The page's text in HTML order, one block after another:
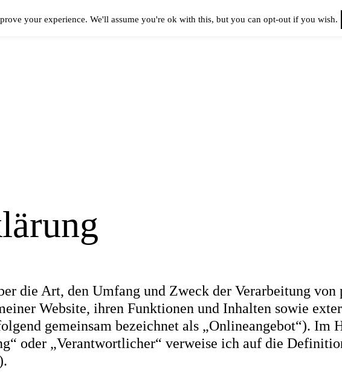
die Art, den Umfang und Zweck der Verarbeitung von
Website, ihren Funktionen und Inhalten sowie
gemeinsam bezeichnet als „Onlineangebot“). Im
oder „Verantwortlicher“ verweise ich auf die
your experience. We'll assume you're ok with this, but you can opt-out if you wish.